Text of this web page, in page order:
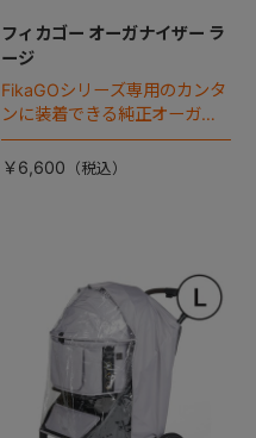
フィカゴー オーガナイザー ラ
ージ
FikaGOシリーズ専用のカンタ
ンに装着できる純正オーガナ
イザー。
￥6,600